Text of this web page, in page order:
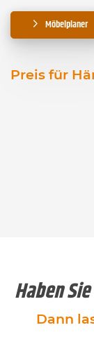
Möbelplaner
Preis für
Haben
Dann